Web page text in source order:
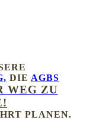
DIE AGBS
WEG ZU
PLANEN.